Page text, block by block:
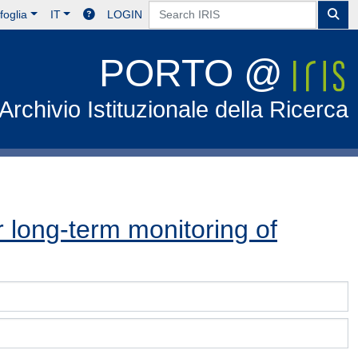
IT LOGIN
PORTO @
Istituzionale della Ricerca
long-term monitoring of